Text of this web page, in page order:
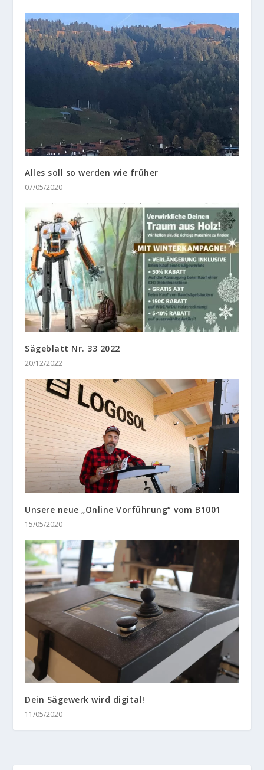
Alles soll so werden wie früher
07/05/2020
Sägeblatt Nr. 33 2022
20/12/2022
Unsere neue „Online Vorführung“ vom B1001
15/05/2020
Dein Sägewerk wird digital!
11/05/2020